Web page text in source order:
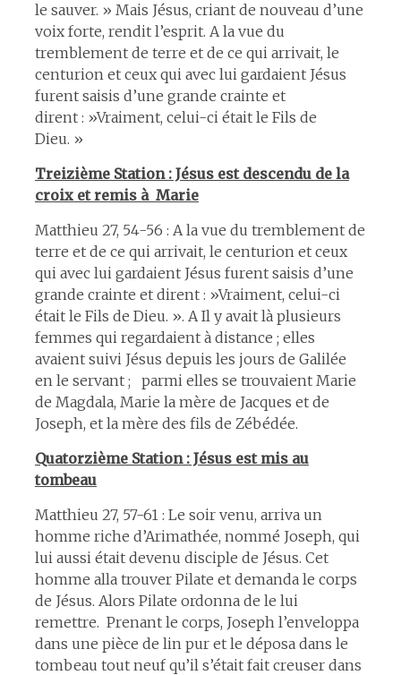
le sauver. » Mais Jésus, criant de nouveau d’une
voix forte, rendit l’esprit. A la vue du
tremblement de terre et de ce qui arrivait, le
centurion et ceux qui avec lui gardaient Jésus
furent saisis d’une grande crainte et
dirent : »Vraiment, celui-ci était le Fils de
Dieu. »
Treizième Station : Jésus est descendu de la
croix et remis à Marie
Matthieu 27, 54-56 : A la vue du tremblement de
terre et de ce qui arrivait, le centurion et ceux
qui avec lui gardaient Jésus furent saisis d’une
grande crainte et dirent : »Vraiment, celui-ci
était le Fils de Dieu. ». A Il y avait là plusieurs
femmes qui regardaient à distance ; elles
avaient suivi Jésus depuis les jours de Galilée
en le servant ; parmi elles se trouvaient Marie
de Magdala, Marie la mère de Jacques et de
Joseph, et la mère des fils de Zébédée.
Quatorzième Station : Jésus est mis au
tombeau
Matthieu 27, 57-61 : Le soir venu, arriva un
homme riche d’Arimathée, nommé Joseph, qui
lui aussi était devenu disciple de Jésus. Cet
homme alla trouver Pilate et demanda le corps
de Jésus. Alors Pilate ordonna de le lui
remettre. Prenant le corps, Joseph l’enveloppa
dans une pièce de lin pur et le déposa dans le
tombeau tout neuf qu’il s’était fait creuser dans